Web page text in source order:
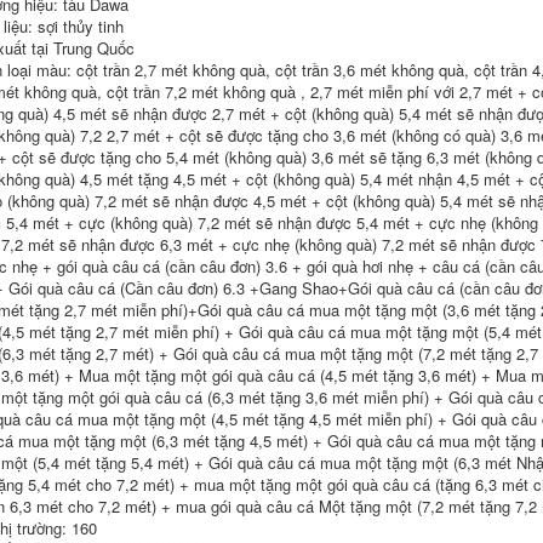
19 Màu Cần
Tay Cần
Hiệu
bộ Cần Câu
cần câu lure
đứng cần
Luya Bộ Cần
Mới Carbon
Xa Biển Cần
Cần Câu Cá
Nước Bánh Xe
Mới Luya can
but cần câu tôm
298,000
Yi Zhulin siêu ngắn
cần câu cầm tay
nhẹ và siêu
19 tông màu
túi thương hiệu di
ngắn-cần câu
cần câu tay
cần câu lục
câu cá Cần câu
211,000
cần câu cá giá rẻ
(Laogui chính hãng
mua một tặng một)
Cần câu tay Laogui
siêu nhẹ siêu cứng
cần suối đoạn ngắn
cần câu cá diếc đồ
câu cá cần câu cá
273,000
shop đồ câu Cần
câu Bihai Cá mập
bay Cần câu tay Cần
câu cá chép diếc
Cần câu tay Bộ cần
câu can cau cá cần
câu rút
223,000
Cần câu tay cần
đoạn ngắn di động
cần câu cá diếc cần
câu cá chép cần câu
siêu nhẹ siêu cứng
cần câu ngư cụ kết
sợi thủy tinh
tại Trung Quốc
loại màu: cột trần 2,7 mét không quà, cột trần 3,6 mét không quà, cột trần
không quà, cột trần 7,2 mét không quà , 2,7 mét miễn phí với 2,7 mét +
quà) 4,5 mét sẽ nhận được 2,7 mét + cột (không quà) 5,4 mét sẽ nhận
quà) 7,2 2,7 mét + cột sẽ được tặng cho 3,6 mét (không có quà) 3,6
cột sẽ được tặng cho 5,4 mét (không quà) 3,6 mét sẽ tặng 6,3 mét
quà) 4,5 mét tặng 4,5 mét + cột (không quà) 5,4 mét nhận 4,5 mét +
(không quà) 7,2 mét sẽ nhận được 4,5 mét + cột (không quà) 5,4 mét sẽ
5,4 mét + cực (không quà) 7,2 mét sẽ nhận được 5,4 mét + cực nhẹ
mét sẽ nhận được 6,3 mét + cực nhẹ (không quà) 7,2 mét sẽ nhận
nhẹ + gói quà câu cá (cần câu đơn) 3.6 + gói quà hơi nhẹ + câu cá (cần
Gói quà câu cá (Cần câu đơn) 6.3 +Gang Shao+Gói quà câu cá (cần câu
tặng 2,7 mét miễn phí)+Gói quà câu cá mua một tặng một (3,6 mét
mét tặng 2,7 mét miễn phí) + Gói quà câu cá mua một tặng một (5,4
mét tặng 2,7 mét) + Gói quà câu cá mua một tặng một (7,2 mét tặng
mét) + Mua một tặng một gói quà câu cá (4,5 mét tặng 3,6 mét) + Mua
tặng một gói quà câu cá (6,3 mét tặng 3,6 mét miễn phí) + Gói quà
câu cá mua một tặng một (4,5 mét tặng 4,5 mét miễn phí) + Gói quà
mua một tặng một (6,3 mét tặng 4,5 mét) + Gói quà câu cá mua một
(5,4 mét tặng 5,4 mét) + Gói quà câu cá mua một tặng một (6,3 mét
5,4 mét cho 7,2 mét) + mua một tặng một gói quà câu cá (tặng 6,3 mét
6,3 mét cho 7,2 mét) + mua gói quà câu cá Một tặng một (7,2 mét tặng
trường: 160